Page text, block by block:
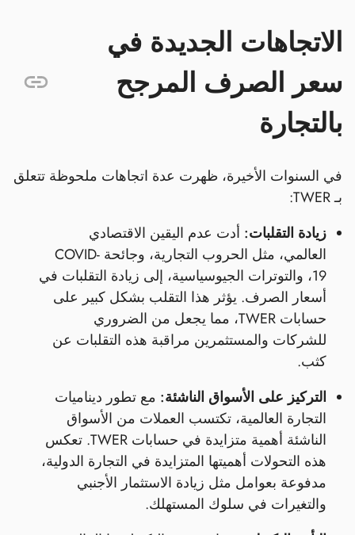
الاتجاهات الجديدة في
سعر الصرف المرجح
بالتجارة
في السنوات الأخيرة، ظهرت عدة اتجاهات ملحوظة تتعلق
بـ TWER:
زيادة التقلبات: أدت عدم اليقين الاقتصادي
العالمي، مثل الحروب التجارية، وجائحة COVID-
19، والتوترات الجيوسياسية، إلى زيادة التقلبات في
أسعار الصرف. يؤثر هذا التقلب بشكل كبير على
حسابات TWER، مما يجعل من الضروري
للشركات والمستثمرين مراقبة هذه التقلبات عن
كثب.
التركيز على الأسواق الناشئة: مع تطور ديناميات
التجارة العالمية، تكتسب العملات من الأسواق
الناشئة أهمية متزايدة في حسابات TWER. تعكس
هذه التحولات أهميتها المتزايدة في التجارة الدولية،
مدفوعة بعوامل مثل زيادة الاستثمار الأجنبي
والتغيرات في سلوك المستهلك.